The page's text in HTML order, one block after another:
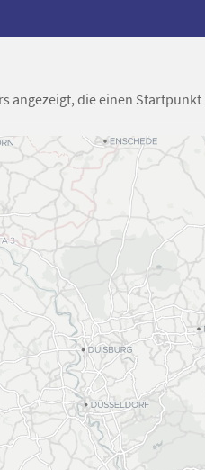
angezeigt, die einen Startpunkt